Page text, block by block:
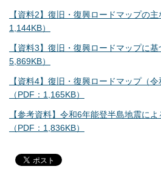
【資料2】復旧・復興ロードマップの主
1,144KB）
【資料3】復旧・復興ロードマップに
5,869KB）
【資料4】復旧・復興ロードマップ（令
（PDF：1,165KB）
【参考資料】令和6年能登半島地震に
（PDF：1,836KB）